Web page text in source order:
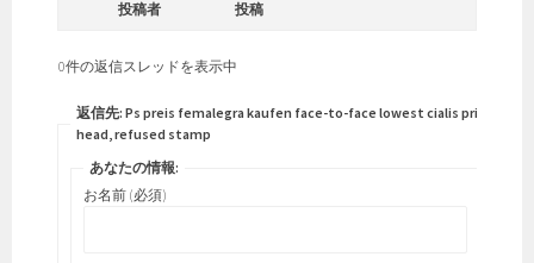
投稿者 投稿
0件の返信スレッドを表示中
返信先: Ps preis femalegra kaufen face-to-face lowest cialis prices
head, refused stamp
あなたの情報:
お名前 (必須)